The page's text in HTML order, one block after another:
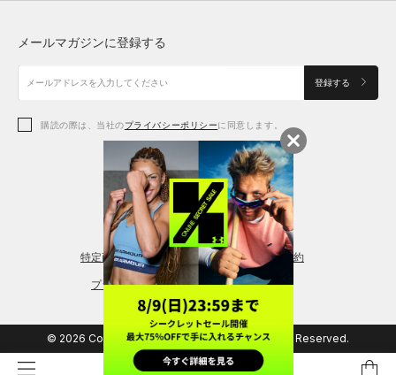
アクセサリー
アクセサリー
シューズ
アクセサリー
レギンス＆タイツ
シューズ
メールマガジンに登録する
登録する
購読の際は、当社のプライバシーポリシーに同意します。
特定商取引法に基づく通販の表記 会員規約
プライバシーポリシー
© 2026 Copyright DOME Corporation. All Rights Reserved.